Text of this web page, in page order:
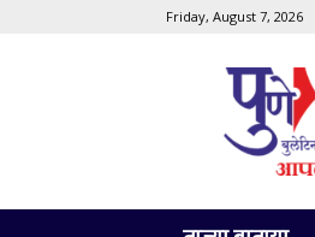
Friday, August 7, 2026
Pune
Bulletin